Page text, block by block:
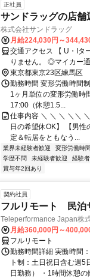
正社員
サンドラッグの店舗
株式会社サンドラッグ
月給224,030円～
交通アクセス 【 U・Iターン歓
りません。 ◎マイカー
東京都東京23区練馬区
勤務時間 変形労働時間
1ヶ月単位の変形労働時
17:00（休憩1.5...
仕事内容 ＼ ＼ ＼ ＼＼
日の希望休OK】 【男
定＆転居をともなう...
業界未経験者歓迎 変形労働時
学歴不問
未経験者歓迎 経験
賞与年2回あり
契約社員
フルリモート 民泊
Teleperformance Japan株
月給360,000円～
フルリモート
勤務時間詳細 実働時間
ト制：土日祝日含む週
日勤務） ・1時間休憩の